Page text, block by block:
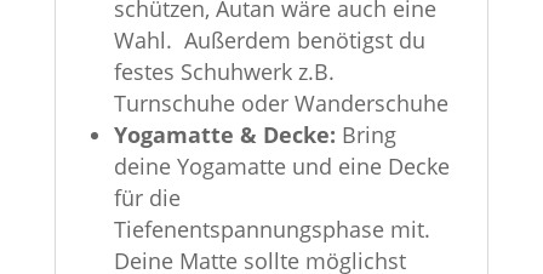
schützen, Autan wäre auch eine
Wahl. Außerdem benötigst du
festes Schuhwerk z.B.
Turnschuhe oder Wanderschuhe
Yogamatte & Decke: Bring
deine Yogamatte und eine Decke
für die
Tiefenentspannungsphase mit.
Deine Matte sollte möglichst